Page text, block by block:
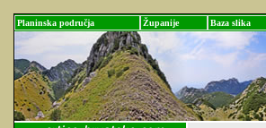
Planinska područja Županije Baza slika